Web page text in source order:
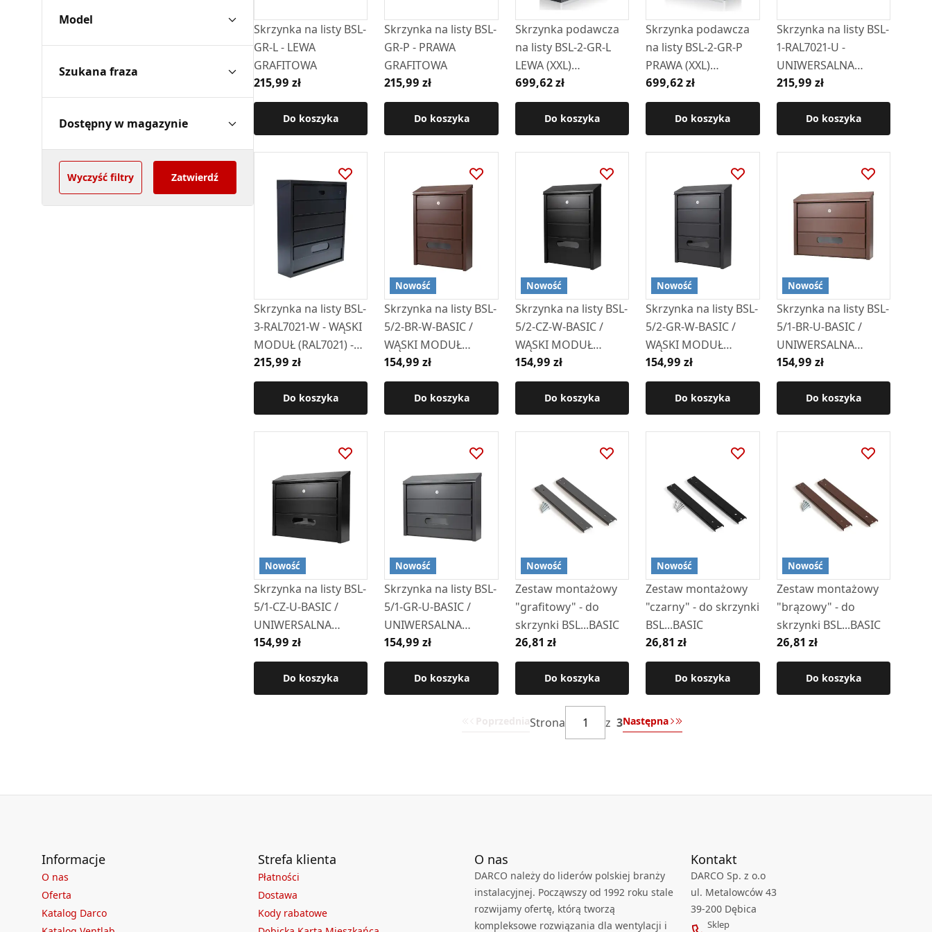
Model
Szukana fraza
Dostępny w magazynie
Wyczyść filtry Zatwierdź
Skrzynka na listy BSL-
GR-L - LEWA
GRAFITOWA
215,99 zł
Do koszyka
Skrzynka na listy BSL-
GR-P - PRAWA
GRAFITOWA
215,99 zł
Do koszyka
Skrzynka podawcza
na listy BSL-2-GR-L
LEWA (XXL)
GRAFITOWA
699,62 zł
Do koszyka
Skrzynka podawcza
na listy BSL-2-GR-P
PRAWA (XXL)
GRAFITOWA
699,62 zł
Do koszyka
Skrzynka na listy BSL-
1-RAL7021-U -
UNIWERSALNA
(RAL7021)- wizjer i
kluczyk z przodu
215,99 zł
Do koszyka
Skrzynka na listy BSL-
3-RAL7021-W - WĄSKI
MODUŁ (RAL7021) -
wizjer i kluczyk z
przodu
215,99 zł
Do koszyka
Nowość
Skrzynka na listy BSL-
5/2-BR-W-BASIC /
WĄSKI MODUŁ
"BRĄZOWA"- wizjer i
kluczyk z przodu
154,99 zł
Do koszyka
Nowość
Skrzynka na listy BSL-
5/2-CZ-W-BASIC /
WĄSKI MODUŁ
"CZARNA" - wizjer i
kluczyk z przodu
154,99 zł
Do koszyka
Nowość
Skrzynka na listy BSL-
5/2-GR-W-BASIC /
WĄSKI MODUŁ
"GRAFITOWA" - wizjer
i kluczyk z przodu
154,99 zł
Do koszyka
Nowość
Skrzynka na listy BSL-
5/1-BR-U-BASIC /
UNIWERSALNA
"BRĄZOWA" - wizjer i
kluczyk z przodu
154,99 zł
Do koszyka
Nowość
Skrzynka na listy BSL-
5/1-CZ-U-BASIC /
UNIWERSALNA
"CZARNA" - wizjer i
kluczyk z przodu
154,99 zł
Do koszyka
Nowość
Skrzynka na listy BSL-
5/1-GR-U-BASIC /
UNIWERSALNA
"GRAFITOWA" - wizjer
i kluczyk z przodu
154,99 zł
Do koszyka
Nowość
Zestaw montażowy
"grafitowy" - do
skrzynki BSL...BASIC
26,81 zł
Do koszyka
Nowość
Zestaw montażowy
"czarny" - do skrzynki
BSL...BASIC
26,81 zł
Do koszyka
Nowość
Zestaw montażowy
"brązowy" - do
skrzynki BSL...BASIC
26,81 zł
Do koszyka
Strona z 3Następna
Informacje
O nas
Oferta
Katalog Darco
Strefa klienta
Płatności
Dostawa
Kody rabatowe
O nas
DARCO należy do liderów polskiej branży
instalacyjnej. Począwszy od 1992 roku stale
rozwijamy ofertę, którą tworzą
kompleksowe rozwiązania dla wentylacji i
Kontakt
DARCO Sp. z o.o
ul. Metalowców 43
39-200 Dębica
Sklep